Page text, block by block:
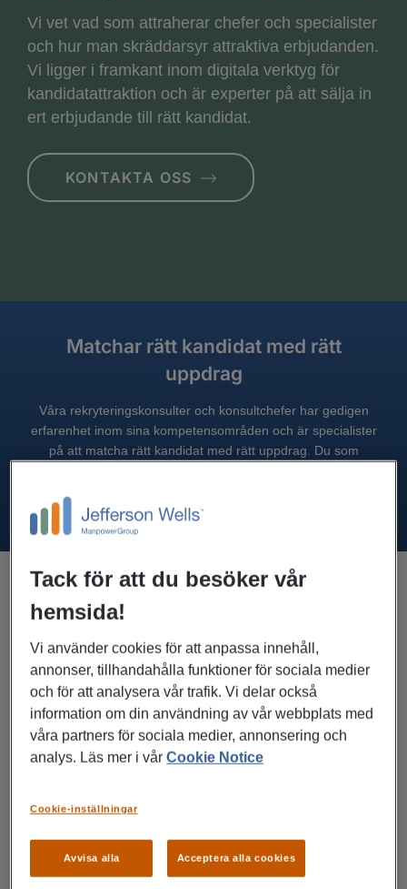
Vi vet vad som attraherar chefer och specialister
och hur man skräddarsyr attraktiva erbjudanden.
Vi ligger i framkant inom digitala verktyg för
kandidatattraktion och är experter på att sälja in
ert erbjudande till rätt kandidat.
KONTAKTA OSS
Matchar rätt kandidat med rätt
uppdrag
Våra rekryteringskonsulter och konsultchefer har gedigen
erfarenhet inom sina kompetensområden och är specialister
på att matcha rätt kandidat med rätt uppdrag. Du som
Inom vilket specialistområde vill du
rekrytera?
Tack för att du besöker vår
hemsida!
Vi använder cookies för att anpassa innehåll,
annonser, tillhandahålla funktioner för sociala medier
och för att analysera vår trafik. Vi delar också
information om din användning av vår webbplats med
våra partners för sociala medier, annonsering och
analys. Läs mer i vårCookie Notice
Avvisa alla Acceptera alla cookies
Cookie-inställningar